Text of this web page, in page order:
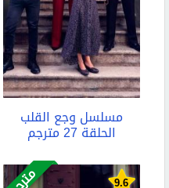
مسلسل وجع القلب
الحلقة 27 مترجم
9.6